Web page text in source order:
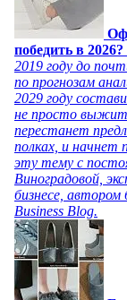
победить в 2026?
2019 году до
по прогнозам
2029 году
не просто
перестанет
полках, и
эту тему с
Виноградовой,
бизнесе, автором
Business Blog.